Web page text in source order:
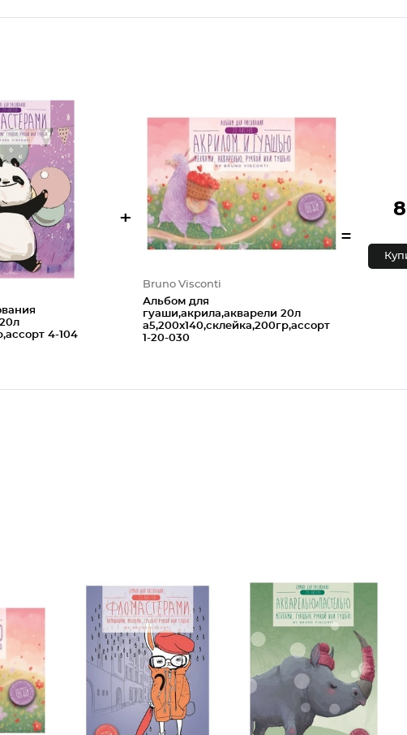
4-104
+
Bruno Visconti
Альбом для
гуаши,акрила,акварели 20л
а5,200х140,склейка,200гр,ассорт
1-20-030
=